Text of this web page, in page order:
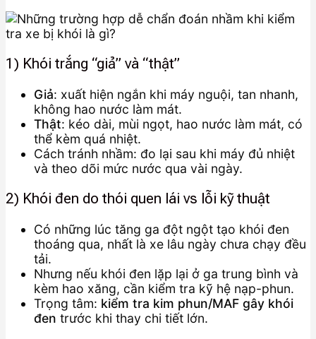
1) Khói trắng “giả” và “thật”
Giả: xuất hiện ngắn khi máy nguội, tan nhanh,
không hao nước làm mát.
Thật: kéo dài, mùi ngọt, hao nước làm mát, có
thể kèm quá nhiệt.
Cách tránh nhầm: đo lại sau khi máy đủ nhiệt
và theo dõi mức nước qua vài ngày.
2) Khói đen do thói quen lái vs lỗi kỹ thuật
Có những lúc tăng ga đột ngột tạo khói đen
thoáng qua, nhất là xe lâu ngày chưa chạy đều
tải.
Nhưng nếu khói đen lặp lại ở ga trung bình và
kèm hao xăng, cần kiểm tra kỹ hệ nạp-phun.
Trọng tâm: kiểm tra kim phun/MAF gây khói
đen trước khi thay chi tiết lớn.